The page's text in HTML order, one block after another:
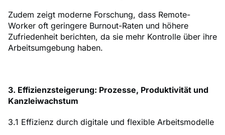
Zudem zeigt moderne Forschung, dass Remote-
Worker oft geringere Burnout-Raten und höhere
Zufriedenheit berichten, da sie mehr Kontrolle über ihre
Arbeitsumgebung haben.
3. Effizienzsteigerung: Prozesse, Produktivität und
Kanzleiwachstum
3.1 Effizienz durch digitale und flexible Arbeitsmodelle